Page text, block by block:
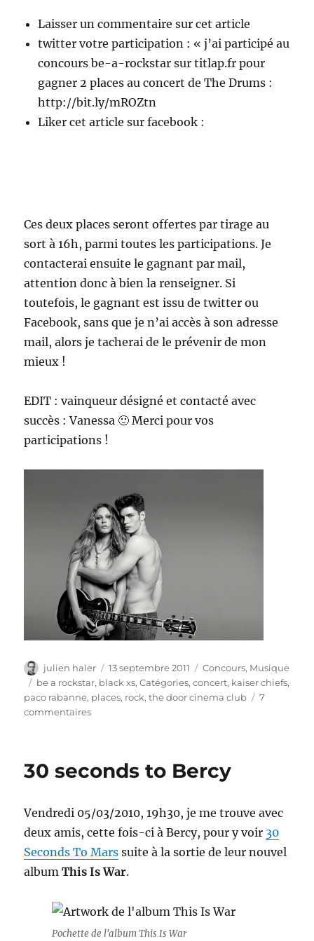
Laisser un commentaire sur cet article
twitter votre participation : « j’ai participé au
concours be-a-rockstar sur titlap.fr pour
gagner 2 places au concert de The Drums :
http://bit.ly/mROZtn
Liker cet article sur facebook :
Ces deux places seront offertes par tirage au
sort à 16h, parmi toutes les participations. Je
contacterai ensuite le gagnant par mail,
attention donc à bien la renseigner. Si
toutefois, le gagnant est issu de twitter ou
Facebook, sans que je n’ai accès à son adresse
mail, alors je tacherai de le prévenir de mon
mieux !
EDIT : vainqueur désigné et contacté avec
succès : Vanessa 🙂 Merci pour vos
participations !
Auteur
julien haler
Publié
le
13 septembre 2011 Catégories
Concours, Musique
Étiquettes
be a rockstar, black xs,Catégories,concert, kaiser chiefs,
paco rabanne, places, rock,the door cinema club
7
commentairessur
be-
30 seconds to Bercy
Vendredi 05/03/2010, 19h30, je me trouve avec
deux amis, cette fois-ci à Bercy, pour y voir 30
Seconds To Mars suite à la sortie de leur nouvel
albumThis Is War.
Pochette de l'album This Is War